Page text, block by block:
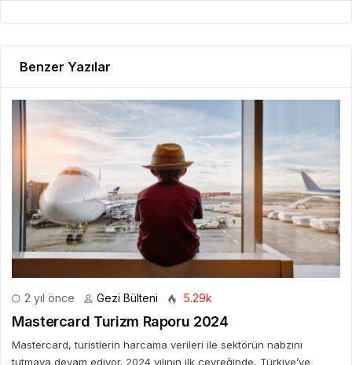
Benzer Yazılar
2 yıl önce Gezi Bülteni 5.29k
Mastercard Turizm Raporu 2024
Mastercard, turistlerin harcama verileri ile sektörün nabzını
tutmaya devam ediyor. 2024 yılının ilk çeyreğinde, Türkiye’ye